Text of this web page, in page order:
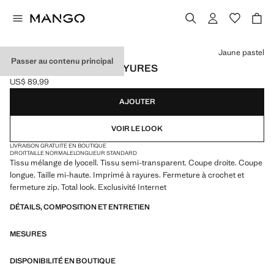
Passer au contenu principal
PANTALON LYOCELL RAYURES
Prix actuel [US$ 89,99 ]
US$ 89,99
Choisissez une couleur
Jaune pastel
AJOUTER
VOIR LE LOOK
LIVRAISON GRATUITE EN BOUTIQUE
DROITTAILLE NORMALELONGUEUR STANDARD
Tissu mélange de lyocell. Tissu semi-transparent. Coupe droite. Coupe
longue. Taille mi-haute. Imprimé à rayures. Fermeture à crochet et
fermeture zip. Total look. Exclusivité Internet
DÉTAILS, COMPOSITION ET ENTRETIEN
MESURES
DISPONIBILITÉ EN BOUTIQUE